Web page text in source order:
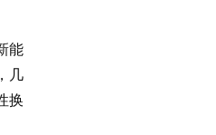
能
几
换